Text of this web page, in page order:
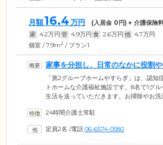
月額16.4 万円 (入居金 0円) + 介護保険
家 4.2万円 管 4.9万円 食 2.6万円 他 4.7万円
個室 / 7.9m2 / プラン1
家事を分担し、日常のなかに役割
サポートします
「第2グループホームやすらぎ」は、認知
トホームな介護福祉施設です。8名で1グ
生活を送っていただきます。お掃除やお
見つけられるような、豊かな毎日をご提供
のある生活を送っていただけるよう、スタ
24時間介護士常駐
定員2名 /電話06-6574-0580